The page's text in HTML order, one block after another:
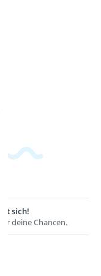
sich!
deine Chancen.